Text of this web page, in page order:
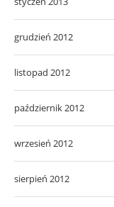
grudzień 2012
listopad 2012
październik 2012
wrzesień 2012
sierpień 2012